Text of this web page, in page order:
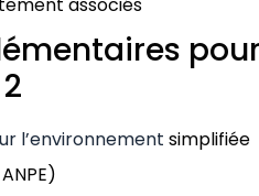
associés
l’environnement simplifiée